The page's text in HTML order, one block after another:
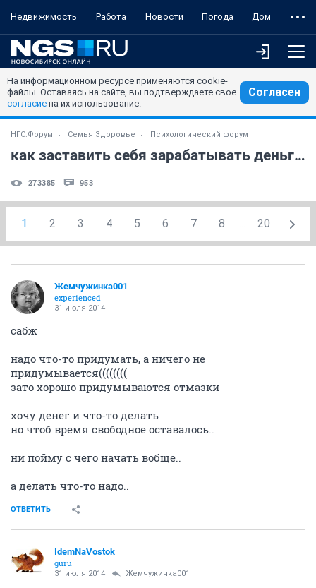
Недвижимость Работа Новости Погода Дом
На информационном ресурсе применяются cookie-
файлы. Оставаясь на сайте, вы подтверждаете свое
согласие на их использование.
Согласен
НГС.Форум Семья Здоровье Психологический форум
как заставить себя зарабатывать деньги?
273385 953
1 2 3 4 5 6 7 8 ... 20
Жемчужинка001
experienced
31 июля 2014
сабж
надо что-то придумать, а ничего не
придумывается((((((((
зато хорошо придумываются отмазки
хочу денег и что-то делать
но чтоб время свободное оставалось..
ни пойму с чего начать вобще..
а делать что-то надо..
ОТВЕТИТЬ
IdemNaVostok
guru
31 июля 2014 Жемчужинка001